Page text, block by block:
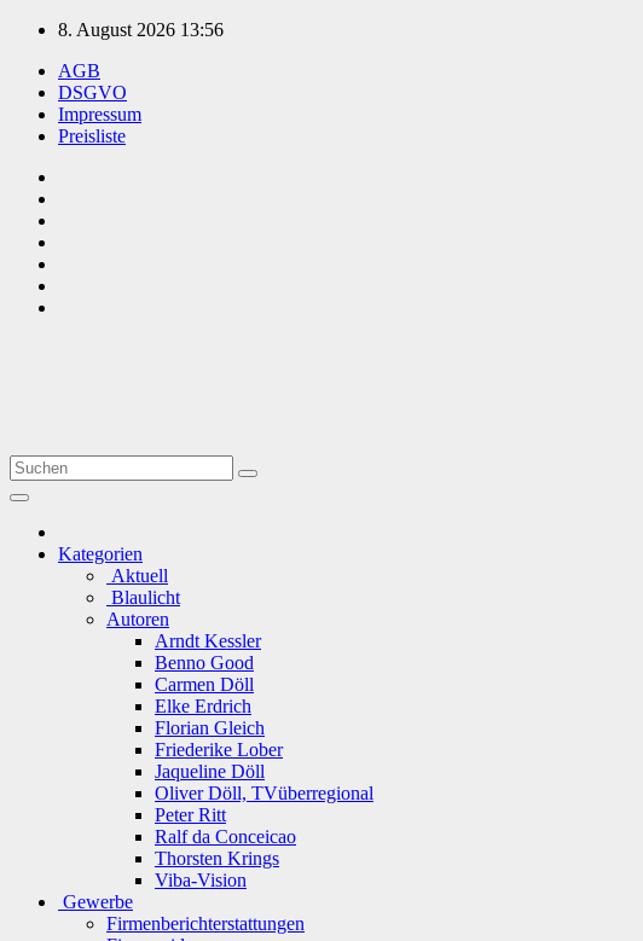
Zum
springen
8. August 2026 13:56
AGB
DSGVO
Impressum
Preisliste
Kategorien
Aktuell
Blaulicht
Autoren
Arndt Kessler
Benno Good
Carmen Döll
Elke Erdrich
Florian Gleich
Friederike Lober
Jaqueline Döll
Oliver Döll, TVüberregional
Peter Ritt
Ralf da Conceicao
Thorsten Krings
Viba-Vision
Gewerbe
Firmenberichterstattungen